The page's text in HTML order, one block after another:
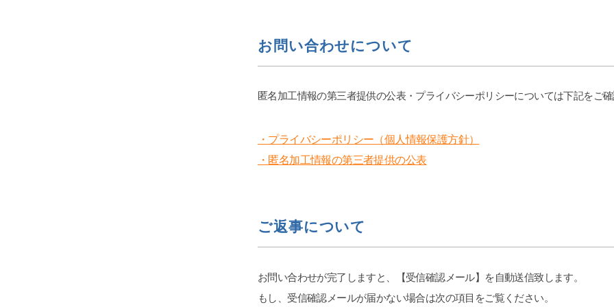
お問い合わせについて
匿名加工情報の第三者提供の公表・プライバシーポリシーについては下記をご
・プライバシーポリシー（個人情報保護方針）
・匿名加工情報の第三者提供の公表
ご返事について
お問い合わせが完了しますと、【受信確認メール】を自動送信致します。
もし、受信確認メールが届かない場合は次の項目をご覧ください。